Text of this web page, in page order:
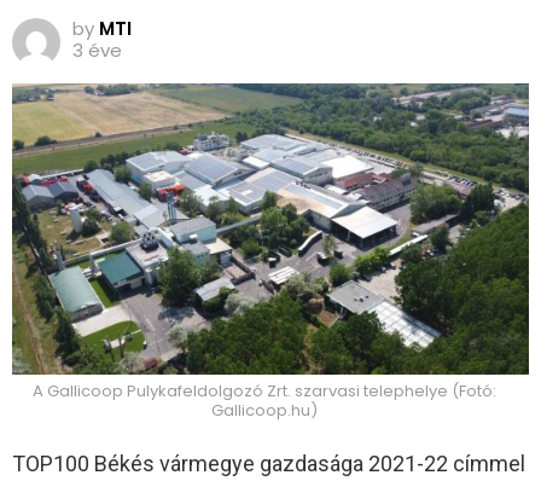
by MTI
3 éve
A Gallicoop Pulykafeldolgozó Zrt. szarvasi telephelye (Fotó:
Gallicoop.hu)
TOP100 Békés vármegye gazdasága 2021-22 címmel